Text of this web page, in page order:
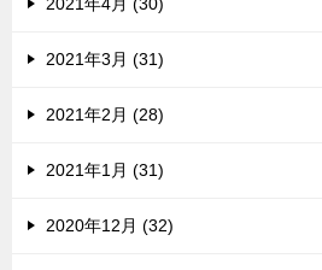
2021年3月 (31)
2021年2月 (28)
2021年1月 (31)
2020年12月 (32)